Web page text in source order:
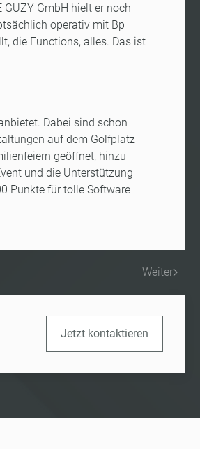
GmbH hielt er noch
operativ mit Bp
die Functions, alles. Das ist
Dabei sind schon
auf dem Golfplatz
geöffnet, hinzu
und die Unterstützung
Punkte für tolle Software
Weiter
Jetzt kontaktieren